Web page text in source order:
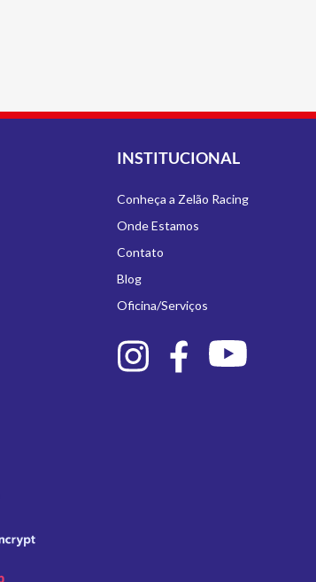
INSTITUCIONAL
Conheça a Zelão Racing
Onde Estamos
Contato
Blog
Oficina/Serviços